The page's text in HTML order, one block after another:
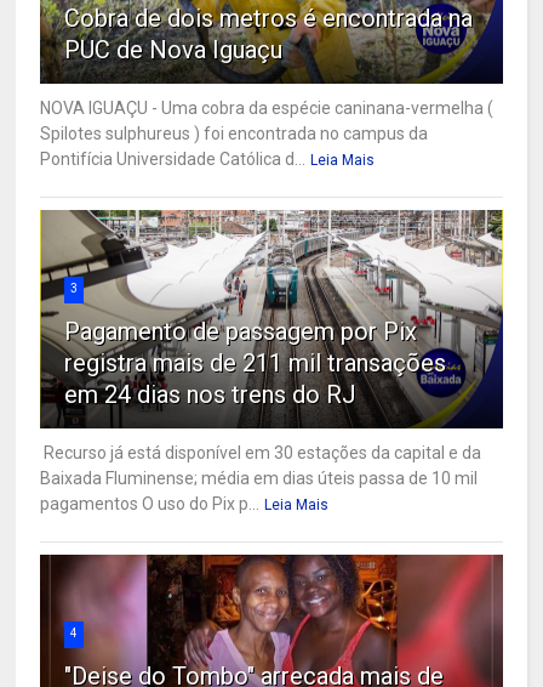
Cobra de dois metros é encontrada na
PUC de Nova Iguaçu
NOVA IGUAÇU - Uma cobra da espécie caninana-vermelha (
Spilotes sulphureus ) foi encontrada no campus da
Pontifícia Universidade Católica d...
Leia Mais
3
Pagamento de passagem por Pix
registra mais de 211 mil transações
em 24 dias nos trens do RJ
Recurso já está disponível em 30 estações da capital e da
Baixada Fluminense; média em dias úteis passa de 10 mil
pagamentos O uso do Pix p...
Leia Mais
4
"Deise do Tombo" arrecada mais de